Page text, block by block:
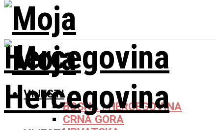
VIJESTI
BOSNA I HERCEGOVINA
CRNA GORA